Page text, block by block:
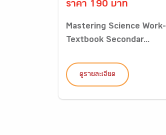
ราคา 190 บาท
Mastering Science Work-
Textbook Secondar...
ดูรายละเอียด